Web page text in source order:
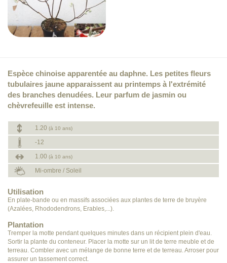
Espèce chinoise apparentée au daphne. Les petites fleurs
tubulaires jaune apparaissent au printemps à l'extrémité
des branches denudées. Leur parfum de jasmin ou
chèvrefeuille est intense.
1.20 (à 10 ans)
-12
1.00 (à 10 ans)
Mi-ombre / Soleil
Utilisation
En plate-bande ou en massifs associées aux plantes de terre de bruyère
(Azalées, Rhododendrons, Erables,...).
Plantation
Tremper la motte pendant quelques minutes dans un récipient plein d'eau.
Sortir la plante du conteneur. Placer la motte sur un lit de terre meuble et de
terreau. Combler avec un mélange de bonne terre et de terreau. Arroser pour
assurer un tassement correct.